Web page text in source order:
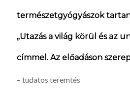
természetgyógyászok
„Utazás a világ körül és az
címmel. Az előadáson
– tudatos teremtés